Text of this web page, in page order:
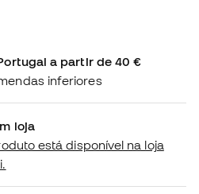
a partir de 40 €
inferiores
loja
está disponível na loja